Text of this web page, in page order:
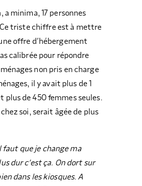
a minima, 17 personnes
triste chiffre est à mettre
offre d’hébergement
calibrée pour répondre
non pris en charge
il y avait plus de 1
plus de 450 femmes seules.
soi, serait âgée de plus
faut que je change ma
dur c’est ça. On dort sur
dans les kiosques. A